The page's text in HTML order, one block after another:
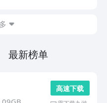
最新榜单
高 速 下 载